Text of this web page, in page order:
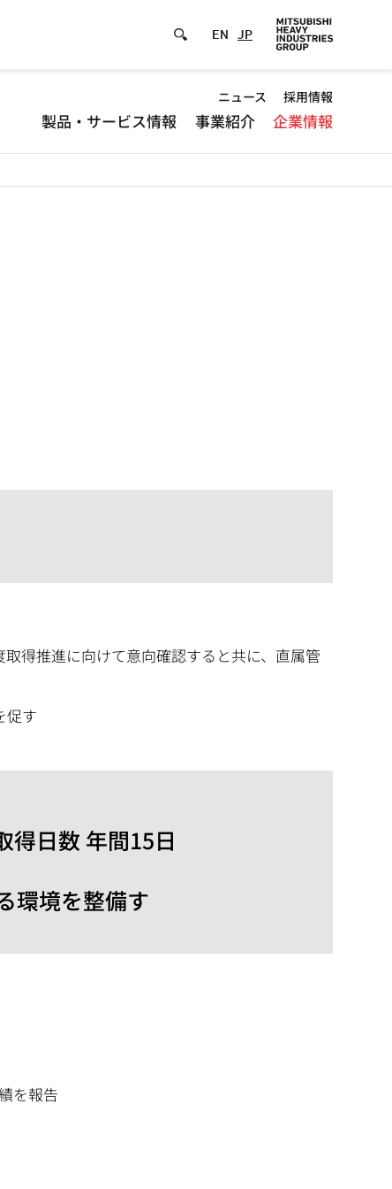
EN JP
Default
-
Header
ニュース 採用情報
製品・サービス情報 事業紹介 企業情報
得推進に向けて意向確認すると共に、直属管
促す
得日数 年間15日
環境を整備す
を報告